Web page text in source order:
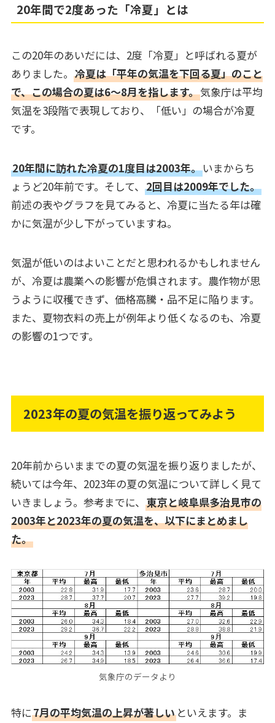
20年間で2度あった「冷夏」とは
この20年のあいだには、2度「冷夏」と呼ばれる夏が
ありました。 冷夏は「平年の気温を下回る夏」のこと
で、この場合の夏は6～8月を指します。気象庁は平均
気温を3段階で表現しており、「低い」の場合が冷夏
です。
20年間に訪れた冷夏の1度目は2003年。いまからち
ょうど20年前です。そして、 2回目は2009年でした。
前述の表やグラフを見てみると、冷夏に当たる年は確
かに気温が少し下がっていますね。
気温が低いのはよいことだと思われるかもしれません
が、冷夏は農業への影響が危惧されます。農作物が思
うように収穫できず、価格高騰・品不足に陥ります。
また、夏物衣料の売上が例年より低くなるのも、冷夏
の影響の1つです。
2023年の夏の気温を振り返ってみよう
20年前からいままでの夏の気温を振り返りましたが、
続いては今年、2023年の夏の気温について詳しく見て
いきましょう。参考までに、 東京と岐阜県多治見市の
2003年と2023年の夏の気温を、以下にまとめまし
た。
気象庁のデータより
特に7月の平均気温の上昇が著しいといえます。ま